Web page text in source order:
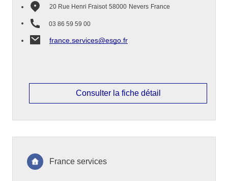
20 Rue Henri Fraisot 58000 Nevers France
03 86 59 59 00
france.services@esgo.fr
Consulter la fiche détail
France services